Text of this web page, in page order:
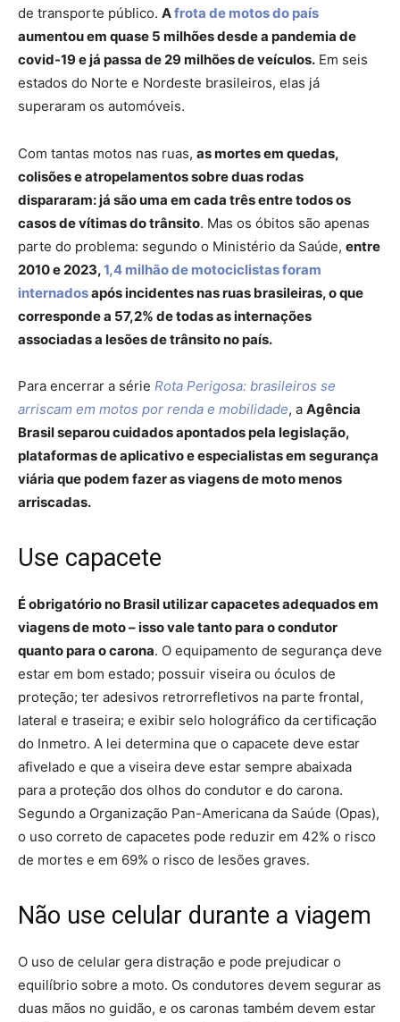
de transporte público. Afrota de motos do país
aumentou em quase 5 milhões desde a pandemia de
covid-19 e já passa de 29 milhões de veículos. Em seis
estados do Norte e Nordeste brasileiros, elas já
superaram os automóveis.
Com tantas motos nas ruas, as mortes em quedas,
colisões e atropelamentos sobre duas rodas
dispararam: já são uma em cada três entre todos os
casos de vítimas do trânsito. Mas os óbitos são apenas
parte do problema: segundo o Ministério da Saúde, entre
2010 e 2023,1,4 milhão de motociclistas foram
internadosapós incidentes nas ruas brasileiras, o que
corresponde a 57,2% de todas as internações
associadas a lesões de trânsito no país.
Para encerrar a série Rota Perigosa: brasileiros se
arriscam em motos por renda e mobilidade, a Agência
Brasil separou cuidados apontados pela legislação,
plataformas de aplicativo e especialistas em segurança
viária que podem fazer as viagens de moto menos
arriscadas.
Use capacete
É obrigatório no Brasil utilizar capacetes adequados em
viagens de moto – isso vale tanto para o condutor
quanto para o carona. O equipamento de segurança deve
estar em bom estado; possuir viseira ou óculos de
proteção; ter adesivos retrorrefletivos na parte frontal,
lateral e traseira; e exibir selo holográfico da certificação
do Inmetro. A lei determina que o capacete deve estar
afivelado e que a viseira deve estar sempre abaixada
para a proteção dos olhos do condutor e do carona.
Segundo a Organização Pan-Americana da Saúde (Opas),
o uso correto de capacetes pode reduzir em 42% o risco
de mortes e em 69% o risco de lesões graves.
Não use celular durante a viagem
O uso de celular gera distração e pode prejudicar o
equilíbrio sobre a moto. Os condutores devem segurar as
duas mãos no guidão, e os caronas também devem estar